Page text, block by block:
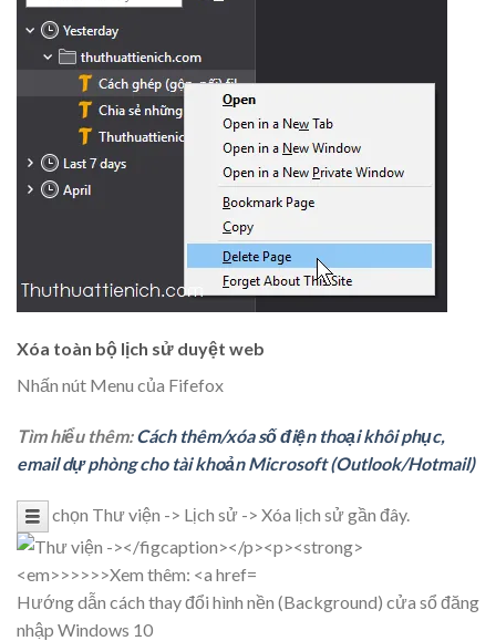
Xóa toàn bộ lịch sử duyệt web
Nhấn nút Menu của Fifefox
Tìm hiểu thêm:Cách thêm/xóa số điện thoại khôi phục,
email dự phòng cho tài khoản Microsoft (Outlook/Hotmail)
chọn Thư viện -> Lịch sử -> Xóa lịch sử gần đây.
Hướng dẫn cách thay đổi hình nền (Background) cửa sổ đăng
nhập Windows 10